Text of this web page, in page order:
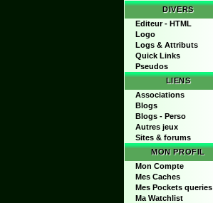
DIVERS
Editeur - HTML
Logo
Logs & Attributs
Quick Links
Pseudos
LIENS
Associations
Blogs
Blogs - Perso
Autres jeux
Sites & forums
MON PROFIL
Mon Compte
Mes Caches
Mes Pockets queries
Ma Watchlist